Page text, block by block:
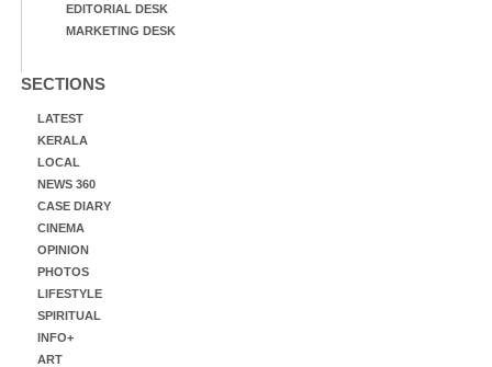
EDITORIAL DESK
MARKETING DESK
SECTIONS
LATEST
KERALA
LOCAL
NEWS 360
CASE DIARY
CINEMA
OPINION
PHOTOS
LIFESTYLE
SPIRITUAL
INFO+
ART